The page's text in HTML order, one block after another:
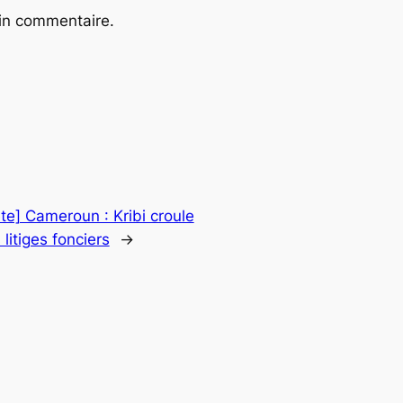
commentaire.
Cameroun : Kribi croule
litiges fonciers
→